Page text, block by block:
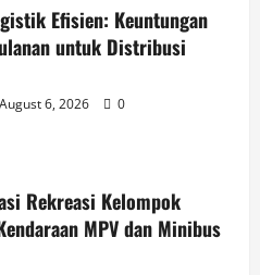
Efisien: Keuntungan
untuk Distribusi
August 6, 2026 0
Rekreasi Kelompok
MPV dan Minibus